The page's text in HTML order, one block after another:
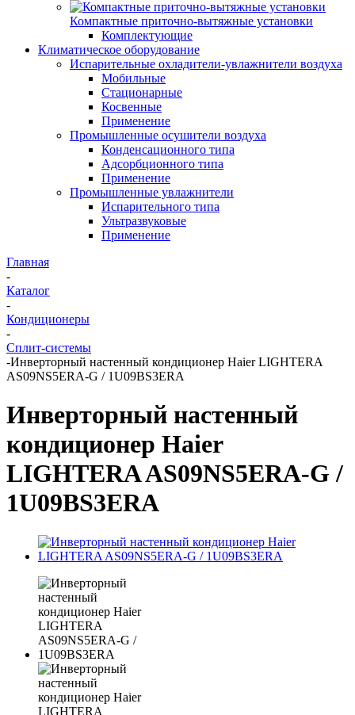
Компактные приточно-вытяжные установки
Комплектующие
Климатическое оборудование
Испарительные охладители-увлажнители воздуха
Мобильные
Стационарные
Косвенные
Применение
Промышленные осушители воздуха
Конденсационного типа
Адсорбционного типа
Применение
Промышленные увлажнители
Испарительного типа
Ультразвуковые
Применение
Главная
-
Каталог
-
Кондиционеры
-
Сплит-системы
-Инверторный настенный кондиционер Haier LIGHTERA
AS09NS5ERA-G / 1U09BS3ERA
Инверторный настенный
кондиционер Haier
LIGHTERA AS09NS5ERA-G /
1U09BS3ERA